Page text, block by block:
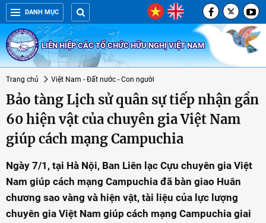
DANH MỤC
LIÊN HIỆP CÁC TỔ CHỨC HỮU NGHỊ VIỆT NAM
Trang chủ Việt Nam - Đất nước - Con người
Bảo tàng Lịch sử quân sự tiếp nhận gần
60 hiện vật của chuyên gia Việt Nam
giúp cách mạng Campuchia
Ngày 7/1, tại Hà Nội, Ban Liên lạc Cựu chuyên gia Việt
Nam giúp cách mạng Campuchia đã bàn giao Huân
chương sao vàng và hiện vật, tài liệu của lực lượng
chuyên gia Việt Nam giúp cách mạng Campuchia giai